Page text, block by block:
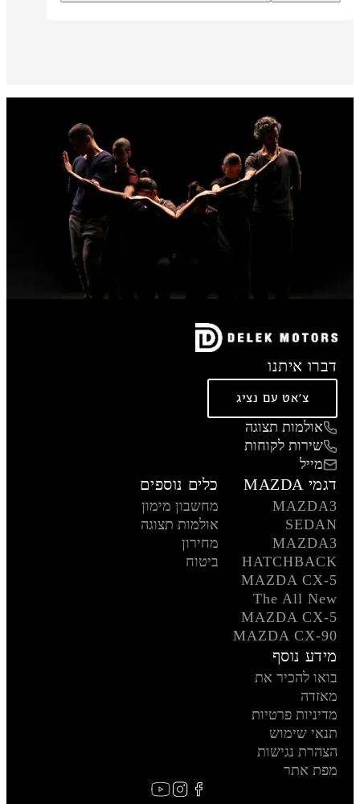
דברו איתנו
צ'אט עם נציג
אולמות תצוגה
שירות לקוחות
מייל
דגמי MAZDA
MAZDA3
SEDAN
MAZDA3
HATCHBACK
MAZDA CX-5
The All New
MAZDA CX-5
MAZDA CX-90
כלים נוספים
מחשבון מימון
אולמות תצוגה
מחירון
ביטוח
מידע נוסף
בואו להכיר את
מאזדה
מדיניות פרטיות
תנאי שימוש
הצהרת נגישות
מפת אתר